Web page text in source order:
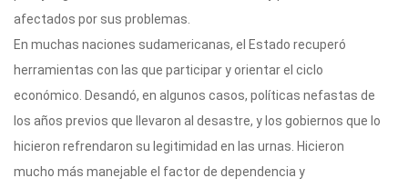
afectados por sus problemas.
En muchas naciones sudamericanas, el Estado recuperó
herramientas con las que participar y orientar el ciclo
económico. Desandó, en algunos casos, políticas nefastas de
los años previos que llevaron al desastre, y los gobiernos que lo
hicieron refrendaron su legitimidad en las urnas. Hicieron
mucho más manejable el factor de dependencia y